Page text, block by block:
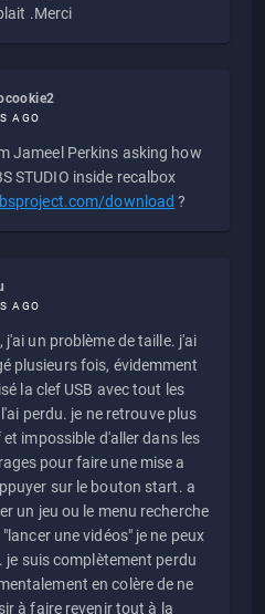
.Merci
AGO
Jameel Perkins asking how
STUDIO inside recalbox
download ?
AGO
j'ai un problème de taille. j'ai
plusieurs fois, évidemment
la clef USB avec tout les
perdu. je ne retrouve plus
impossible d'aller dans les
pour faire une mise a
sur le bouton start. a
un jeu ou le menu recherche
une vidéos" je ne peux
je suis complètement perdu
en colère de ne
à faire revenir tout à la